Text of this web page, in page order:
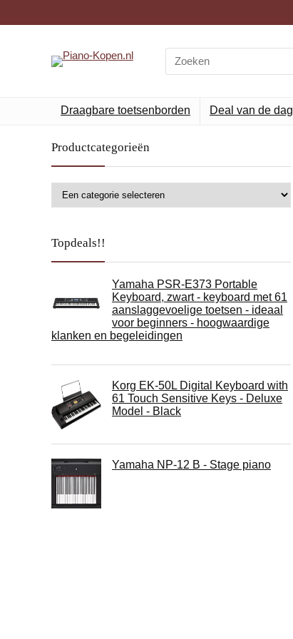
Search
for:
Draagbare toetsenborden Deal van de dag
Productcategorieën
Topdeals!!
Yamaha PSR-E373 Portable
Keyboard, zwart - keyboard met 61
aanslaggevoelige toetsen - ideaal
voor beginners - hoogwaardige
klanken en begeleidingen
Korg EK-50L Digital Keyboard with
61 Touch Sensitive Keys - Deluxe
Model - Black
Yamaha NP-12 B - Stage piano